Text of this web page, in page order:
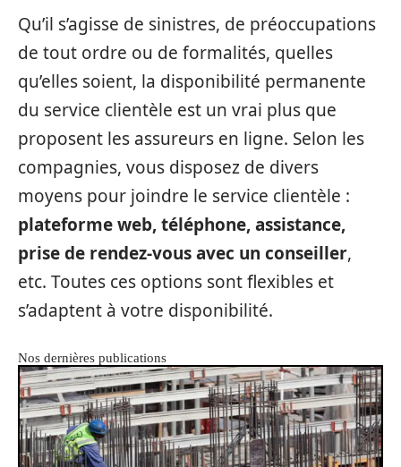
Qu’il s’agisse de sinistres, de préoccupations
de tout ordre ou de formalités, quelles
qu’elles soient, la disponibilité permanente
du service clientèle est un vrai plus que
proposent les assureurs en ligne. Selon les
compagnies, vous disposez de divers
moyens pour joindre le service clientèle :
plateforme web, téléphone, assistance,
prise de rendez-vous avec un conseiller,
etc. Toutes ces options sont flexibles et
s’adaptent à votre disponibilité.
Nos dernières publications